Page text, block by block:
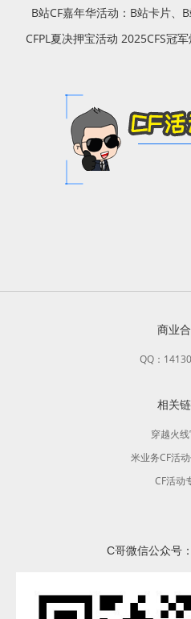
B站CF嘉年华活动：B站卡片、
CFPL夏决押宝活动 2025CFS冠
商业
QQ：
相关
穿越火
米业务CF活
CF活动
C哥微信公众号